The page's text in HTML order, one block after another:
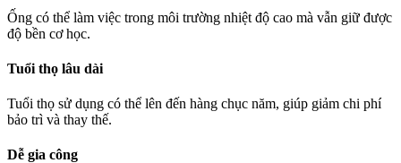
Ống có thể làm việc trong môi trường nhiệt độ cao mà vẫn giữ được
độ bền cơ học.
Tuổi thọ lâu dài
Tuổi thọ sử dụng có thể lên đến hàng chục năm, giúp giảm chi phí
bảo trì và thay thế.
Dễ gia công